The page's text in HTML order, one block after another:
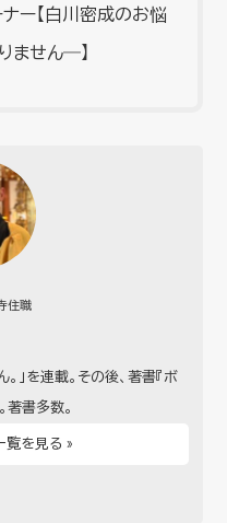
ー【白川密成のお悩
ません―】
住職
。」を連載。その後、著書『ボ
著書多数。
覧を見る »